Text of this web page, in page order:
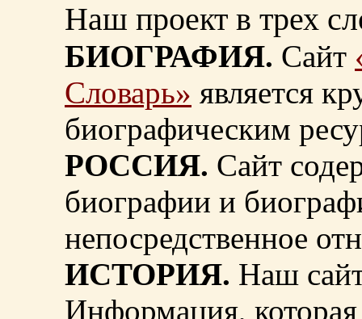
Наш проект в трех
БИОГРАФИЯ. Сайт
Словарь» является
биографическим
РОССИЯ. Сайт
биографии и
непосредственное
ИСТОРИЯ. Наш
Информация, которая